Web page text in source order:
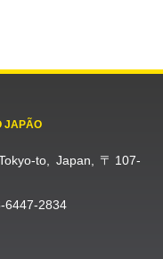
JAPÃO
to, Japan, 〒107-
6447-2834